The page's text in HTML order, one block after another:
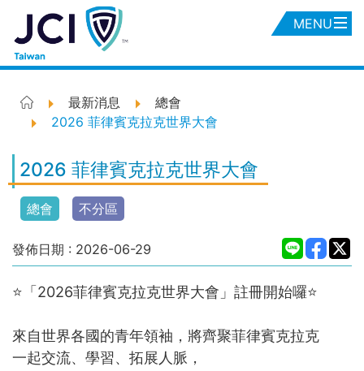
MENU
最新消息
總會
2026 菲律賓克拉克世界大會
2026 菲律賓克拉克世界大會
總會 不分區
發佈日期 : 2026-06-29
⭐「2026菲律賓克拉克世界大會」註冊開始囉⭐
來自世界各國的青年領袖，將齊聚菲律賓克拉克
一起交流、學習、拓展人脈，